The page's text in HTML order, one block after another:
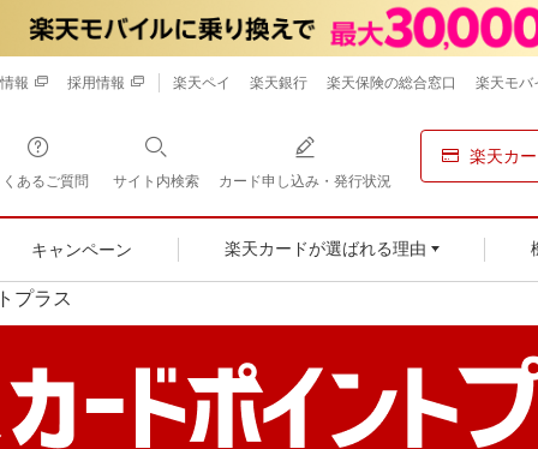
報 採用情報 楽天ペイ 楽天銀行 楽天保険の総合窓口 楽天モバ
あるご質問 サイト内検索 カード申し込み・発行状況
楽天カ
キャンペーン 楽天カードが選ばれる理由
プラス